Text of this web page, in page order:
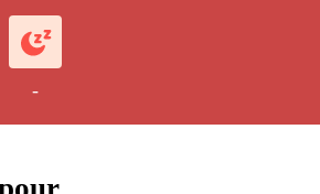
magret de canard fumé, de la
brisures de cerneaux de noix.
-